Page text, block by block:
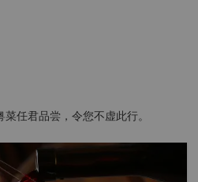
任君品尝，令您不虚此行。